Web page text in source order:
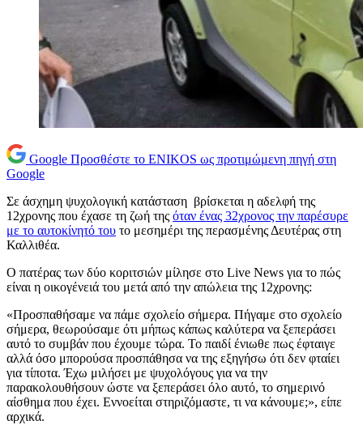
Google Προσθέστε το ENIKOS ως προτιμώμενη πηγή στη
Google
Σε άσχημη ψυχολογική κατάσταση βρίσκεται η αδελφή της
12χρονης που έχασε τη ζωή της όταν ένας 32χρονος την παρέσυρε
με το αυτοκίνητό του το μεσημέρι της περασμένης Δευτέρας στη
Καλλιθέα.
Ο πατέρας των δύο κοριτσιών μίλησε στο Live News για το πώς
είναι η οικογένειά του μετά από την απώλεια της 12χρονης:
«Προσπαθήσαμε να πάμε σχολείο σήμερα. Πήγαμε στο σχολείο
σήμερα, θεωρούσαμε ότι μήπως κάπως καλύτερα να ξεπεράσει
αυτό το συμβάν που έχουμε τώρα. Το παιδί ένιωθε πως έφταιγε
αλλά όσο μπορούσα προσπάθησα να της εξηγήσω ότι δεν φταίει
για τίποτα. Έχω μιλήσει με ψυχολόγους για να την
παρακολουθήσουν ώστε να ξεπεράσει όλο αυτό, το σημερινό
αίσθημα που έχει. Εννοείται στηριζόμαστε, τι να κάνουμε;», είπε
αρχικά.